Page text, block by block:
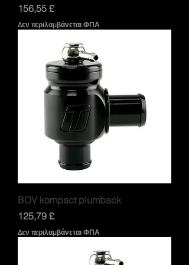
Τιμή
156,55 £
Δεν περιλαμβάνεται ΦΠΑ
BOV kompact plumback
Τιμή
125,79 £
Δεν περιλαμβάνεται ΦΠΑ